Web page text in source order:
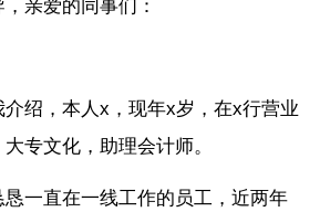
亲爱的同事们：
绍，本人x，现年x岁，在x行营业
专文化，助理会计师。
一直在一线工作的员工，近两年